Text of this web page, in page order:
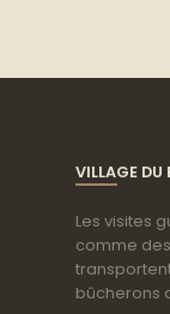
VILLAGE DU
Les visites
comme
bûcherons